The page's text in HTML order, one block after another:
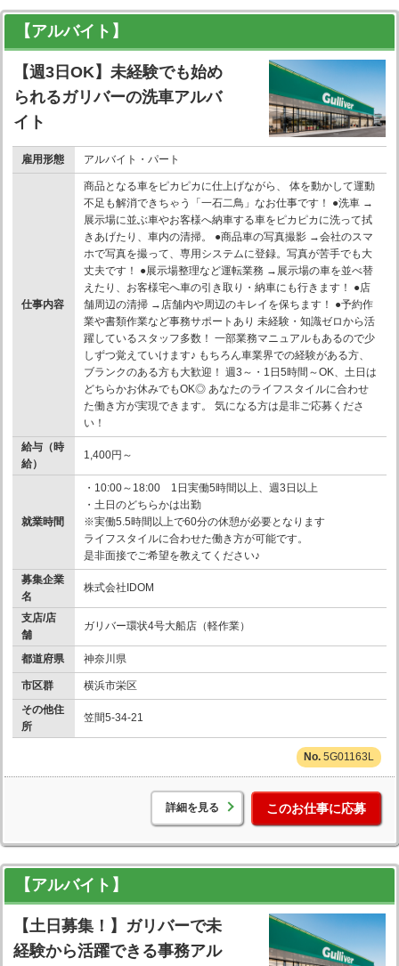
【アルバイト】
【週3日OK】未経験でも始め
られるガリバーの洗車アルバ
イト
雇用形態 アルバイト・パート
仕事内容
商品となる車をピカピカに仕上げながら、 体を動かして運動
不足も解消できちゃう「一石二鳥」なお仕事です！ ●洗車 →
展示場に並ぶ車やお客様へ納車する車をピカピカに洗って拭
きあげたり、車内の清掃。 ●商品車の写真撮影 →会社のスマ
ホで写真を撮って、専用システムに登録。写真が苦手でも大
丈夫です！ ●展示場整理など運転業務 →展示場の車を並べ替
えたり、お客様宅へ車の引き取り・納車にも行きます！ ●店
舗周辺の清掃 →店舗内や周辺のキレイを保ちます！ ●予約作
業や書類作業など事務サポートあり 未経験・知識ゼロから活
躍しているスタッフ多数！ 一部業務マニュアルもあるので少
しずつ覚えていけます♪ もちろん車業界での経験がある方、
ブランクのある方も大歓迎！ 週3～・1日5時間～OK、土日は
どちらかお休みでもOK◎ あなたのライフスタイルに合わせ
た働き方が実現できます。 気になる方は是非ご応募くださ
い！
給与（時
給）
1,400円～
就業時間
・10:00～18:00 1日実働5時間以上、週3日以上
・土日のどちらかは出勤
※実働5.5時間以上で60分の休憩が必要となります
ライフスタイルに合わせた働き方が可能です。
是非面接でご希望を教えてください♪
募集企業
名
株式会社IDOM
支店/店
舗
ガリバー環状4号大船店（軽作業）
都道府県 神奈川県
市区群
横浜市栄区
その他住
所
笠間5-34-21
5G01163L
詳細を見る このお仕事に応募
【アルバイト】
【土日募集！】ガリバーで未
経験から活躍できる事務アル